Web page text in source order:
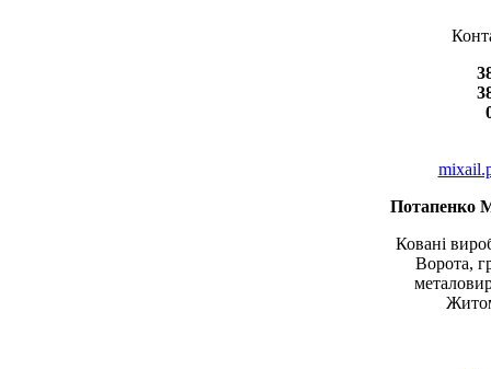
Потапенко
Ковані
Ворота,